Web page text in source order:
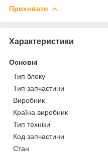
Приховати
Характеристики
Основні
Тип блоку
Тип запчастини
Виробник
Країна виробник
Тип техніки
Код запчастини
Стан